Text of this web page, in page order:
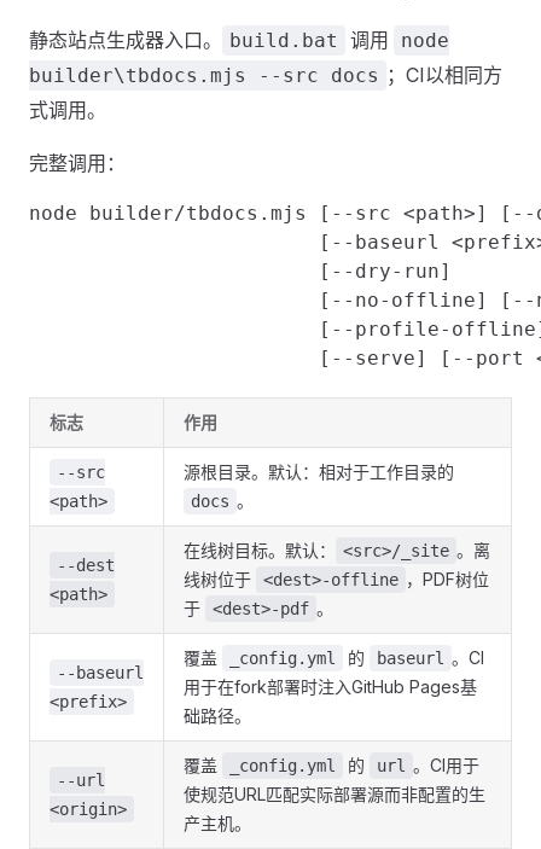
静态站点生成器入口。 build.bat 调用
node
builder\tbdocs.mjs --src docs ；CI以相同方
式调用。
完整调用：
node builder/tbdocs.mjs [--src <path>] [--
[--baseurl
                        [--dry-run]
[--no-offline]
[--profile-
标志 作用
--src
<path>
源根目录。默认：相对于工作目录的
docs 。
--dest
<path>
在线树目标。默认： <src>/_site 。离
线树位于
<dest>-offline ，PDF树位
于
<dest>-pdf 。
--baseurl
<prefix>
覆盖 _config.yml 的 baseurl 。CI
用于在fork部署时注入GitHub Pages基
础路径。
--url
<origin>
覆盖 _config.yml 的 url 。CI用于
使规范URL匹配实际部署源而非配置的生
产主机。